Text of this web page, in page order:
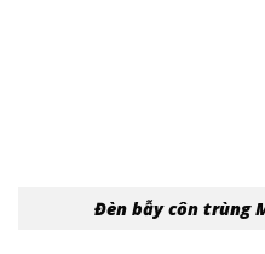
Đèn bẫy côn trùng